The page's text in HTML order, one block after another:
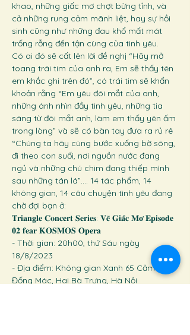
khao, những giấc mơ chợt bừng tỉnh, và
cả những rung cảm mãnh liệt, hay sự hồi
sinh cũng như những đau khổ mất mát
trống rỗng đến tận cùng của tình yêu.
Có ai đó sẽ cất lên lời đề nghị “Hãy mở
toang trái tim của anh ra, Em sẽ thấy tên
em khắc ghi trên đó”, có trái tim sẽ khẩn
khoản rằng “Em yêu đôi mắt của anh,
những ánh nhìn đầy tình yêu, những tia
sáng từ đôi mắt anh, làm em thấy yên ấm
trong lòng” và sẽ có bàn tay đưa ra rủ rê
“Chúng ta hãy cùng bước xuống bờ sông,
đi theo con suối, nơi nguồn nước đang
ngủ và những chú chim đang thiếp mình
sau những tán lá”.... 14 tác phẩm, 14
không gian, 14 câu chuyện tình yêu đang
chờ đợi bạn ở:
𝐓𝐫𝐢𝐚𝐧𝐠𝐥𝐞 𝐂𝐨𝐧𝐜𝐞𝐫𝐭 𝐒𝐞𝐫𝐢𝐞𝐬: 𝐕𝐞̃ 𝐆𝐢𝐚̂́𝐜 𝐌𝐨̛ 𝐄𝐩𝐢𝐬𝐨𝐝𝐞
𝟎𝟐 𝐟𝐞𝐚𝐫 𝐊𝐎𝐒𝐌𝐎𝐒 𝐎𝐩𝐞𝐫𝐚
- Thời gian: 20h00, thứ Sáu ngày
18/8/2023
- Địa điểm: Không gian Xanh 65 Cảm Hội,
Đống Mác, Hai Bà Trưng, Hà Nội